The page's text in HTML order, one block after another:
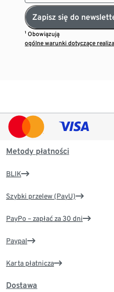
Zapisz się do
¹ Obowiązują
ogólne warunki dotyczące
Metody płatności
BLIK
Szybki przelew (PayU)
PayPo – zapłać za 30 dni
Paypal
Karta płatnicza
Dostawa